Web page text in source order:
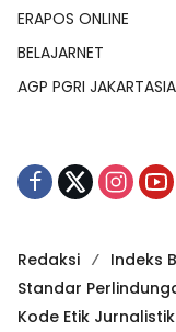
ERAPOS ONLINE
BELAJARNET
AGP PGRI
Redaksi Indeks
Standar
Kode Etik Jurnalistik